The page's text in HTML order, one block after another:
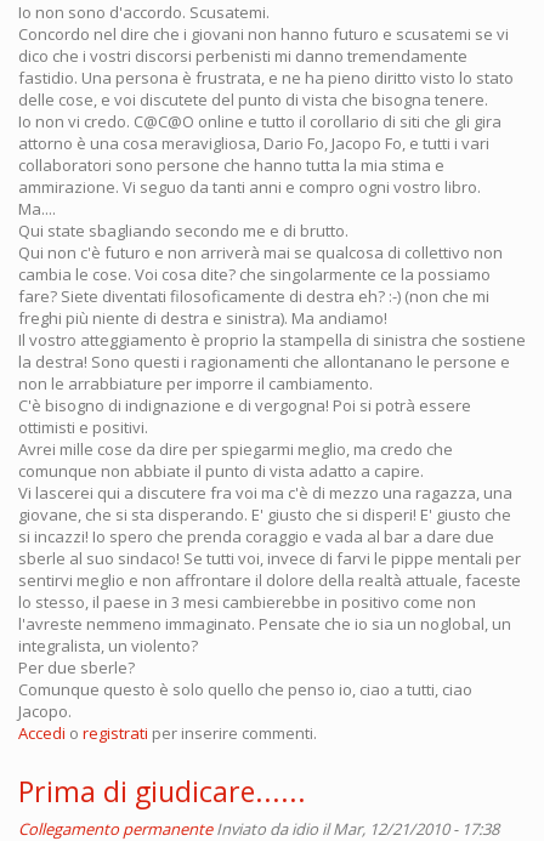
Io non sono d'accordo. Scusatemi.
Concordo nel dire che i giovani non hanno futuro e scusatemi se vi
dico che i vostri discorsi perbenisti mi danno tremendamente
fastidio. Una persona è frustrata, e ne ha pieno diritto visto lo stato
delle cose, e voi discutete del punto di vista che bisogna tenere.
Io non vi credo. C@C@O online e tutto il corollario di siti che gli gira
attorno è una cosa meravigliosa, Dario Fo, Jacopo Fo, e tutti i vari
collaboratori sono persone che hanno tutta la mia stima e
ammirazione. Vi seguo da tanti anni e compro ogni vostro libro.
Ma....
Qui state sbagliando secondo me e di brutto.
Qui non c'è futuro e non arriverà mai se qualcosa di collettivo non
cambia le cose. Voi cosa dite? che singolarmente ce la possiamo
fare? Siete diventati filosoficamente di destra eh? :-) (non che mi
freghi più niente di destra e sinistra). Ma andiamo!
Il vostro atteggiamento è proprio la stampella di sinistra che sostiene
la destra! Sono questi i ragionamenti che allontanano le persone e
non le arrabbiature per imporre il cambiamento.
C'è bisogno di indignazione e di vergogna! Poi si potrà essere
ottimisti e positivi.
Avrei mille cose da dire per spiegarmi meglio, ma credo che
comunque non abbiate il punto di vista adatto a capire.
Vi lascerei qui a discutere fra voi ma c'è di mezzo una ragazza, una
giovane, che si sta disperando. E' giusto che si disperi! E' giusto che
si incazzi! Io spero che prenda coraggio e vada al bar a dare due
sberle al suo sindaco! Se tutti voi, invece di farvi le pippe mentali per
sentirvi meglio e non affrontare il dolore della realtà attuale, faceste
lo stesso, il paese in 3 mesi cambierebbe in positivo come non
l'avreste nemmeno immaginato. Pensate che io sia un noglobal, un
integralista, un violento?
Per due sberle?
Comunque questo è solo quello che penso io, ciao a tutti, ciao
Jacopo.
Accedi o registrati per inserire commenti.
Prima di giudicare......
Collegamento permanente Inviato daidio il Mar, 12/21/2010 - 17:38